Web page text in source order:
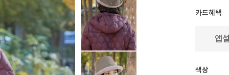
카드혜택
색상